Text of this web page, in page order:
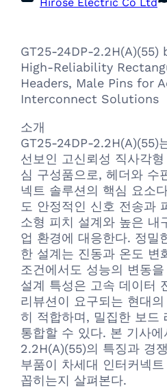
GT25-24DP-
High-Reliability
Headers, Male Pins for
Interconnect Solutions
소개
GT25-24DP-2.2H(A)(55)
선보인 고신뢰성 직사각
심 구성품으로, 헤더와 수
넥트 솔루션의 핵심 요소
도 안정적인 신호 전송과
소형 피치 설계와 높은 내
업 환경에 대응한다. 정밀
한 설계는 진동과 온도 변
조건에서도 성능의 변동
설계 특성은 고속 데이터
리뷰션이 요구되는 현대
히 적합하며, 밀집한 보드
통합할 수 있다. 본 기사
2.2H(A)(55)의 특징과 경
부품이 차세대 인터커넥
꼽히는지 살펴본다.